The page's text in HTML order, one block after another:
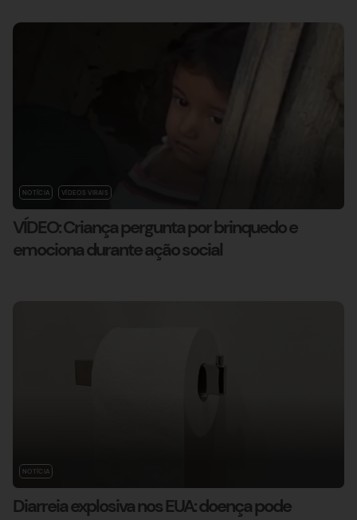
NOTÍCIA VÍDEOS VIRAIS
VÍDEO: Criança pergunta por brinquedo e
emociona durante ação social
NOTÍCIA
Diarreia explosiva nos EUA: doença pode